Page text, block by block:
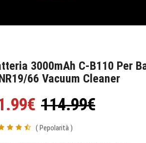
3000mAh C-B110 Per
66 Vacuum Cleaner
114.99€
( Pepolarità )